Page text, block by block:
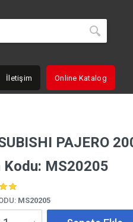
İletişim Online Katalog
PAJERO
Kodu: MS20205
MS20205